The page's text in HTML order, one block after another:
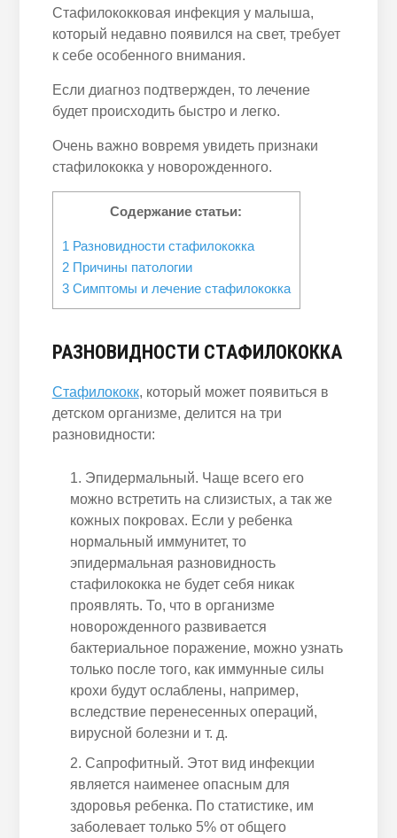
Стафилококковая инфекция у малыша,
который недавно появился на свет, требует
к себе особенного внимания.
Если диагноз подтвержден, то лечение
будет происходить быстро и легко.
Очень важно вовремя увидеть признаки
стафилококка у новорожденного.
Содержание статьи:
1 Разновидности стафилококка
2Причины патологии
3Симптомы и лечение стафилококка
РАЗНОВИДНОСТИ СТАФИЛОКОККА
Стафилококк, который может появиться в
детском организме, делится на три
разновидности:
Эпидермальный. Чаще всего его
можно встретить на слизистых, а так же
кожных покровах. Если у ребенка
нормальный иммунитет, то
эпидермальная разновидность
стафилококка не будет себя никак
проявлять. То, что в организме
новорожденного развивается
бактериальное поражение, можно узнать
только после того, как иммунные силы
крохи будут ослаблены, например,
вследствие перенесенных операций,
вирусной болезни и т. д.
Сапрофитный. Этот вид инфекции
является наименее опасным для
здоровья ребенка. По статистике, им
заболевает только 5% от общего